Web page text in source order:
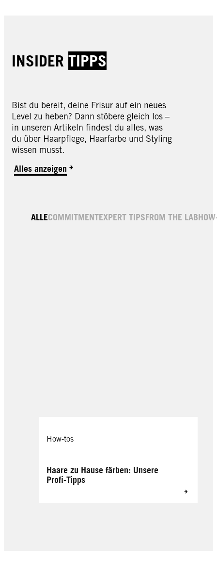
INSIDER TIPPS
Bist du bereit, deine Frisur auf ein neues
Level zu heben? Dann stöbere gleich los –
in unseren Artikeln findest du alles, was
du über Haarpflege, Haarfarbe und Styling
wissen musst.
Alles anzeigen
ALLECOMMITMENTEXPERT TIPSFROM THE LAB
How-tos
Haare zu Hause färben: Unsere
Profi-Tipps